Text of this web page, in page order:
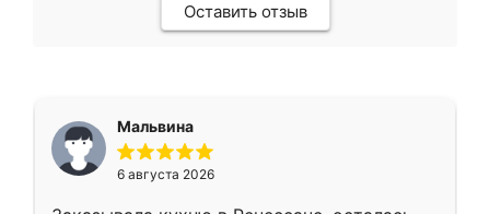
Оставить отзыв
Мальвина
6 августа 2026